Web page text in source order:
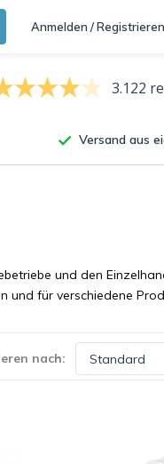
Anmelden / Registrieren
3.122
Versand aus
und den
und für verschiedene
nach: